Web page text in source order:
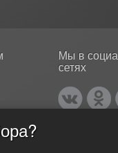
Мы в
сетях